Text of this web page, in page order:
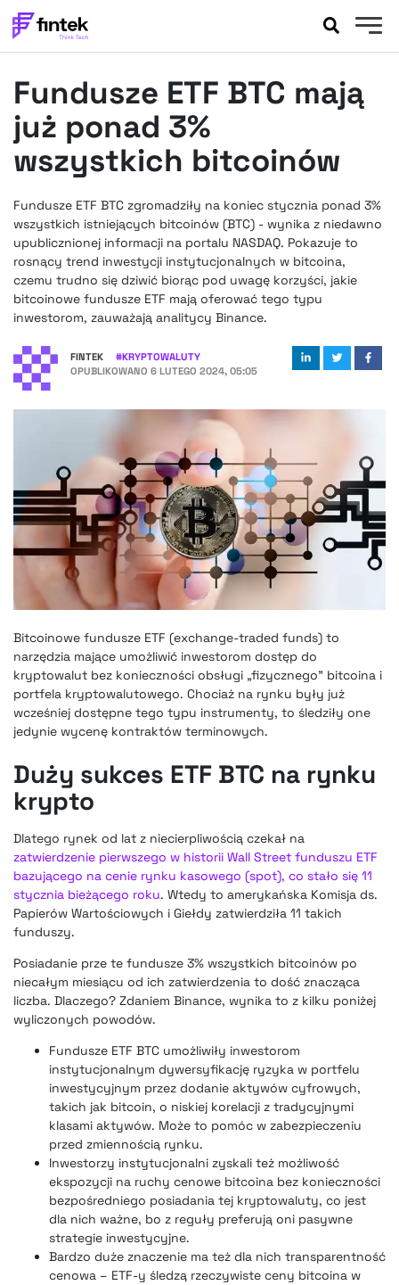
BANKOWOŚĆ
EVENTY
FELIETONY
WYWIADY
PODCASTY
FINTEKEXTRA
OKIEM EKSPERTA
Fundusze ETF BTC mają
już ponad 3%
wszystkich bitcoinów
Fundusze ETF BTC zgromadziły na koniec stycznia ponad 3%
wszystkich istniejących bitcoinów (BTC) - wynika z niedawno
upublicznionej informacji na portalu NASDAQ. Pokazuje to
rosnący trend inwestycji instytucjonalnych w bitcoina,
czemu trudno się dziwić biorąc pod uwagę korzyści, jakie
bitcoinowe fundusze ETF mają oferować tego typu
inwestorom, zauważają analitycy Binance.
FINTEK #KRYPTOWALUTY
OPUBLIKOWANO 6 LUTEGO 2024, 05:05
Bitcoinowe fundusze ETF (exchange-traded funds) to
narzędzia mające umożliwić inwestorom dostęp do
kryptowalut bez konieczności obsługi „fizycznego” bitcoina i
portfela kryptowalutowego. Chociaż na rynku były już
wcześniej dostępne tego typu instrumenty, to śledziły one
jedynie wycenę kontraktów terminowych.
Duży sukces ETF BTC na rynku
krypto
Dlatego rynek od lat z niecierpliwością czekał na
zatwierdzenie pierwszego w historii Wall Street funduszu ETF
bazującego na cenie rynku kasowego (spot), co stało się 11
stycznia bieżącego roku. Wtedy to amerykańska Komisja ds.
Papierów Wartościowych i Giełdy zatwierdziła 11 takich
funduszy.
Posiadanie prze te fundusze 3% wszystkich bitcoinów po
niecałym miesiącu od ich zatwierdzenia to dość znacząca
liczba. Dlaczego? Zdaniem Binance, wynika to z kilku poniżej
wyliczonych powodów.
Fundusze ETF BTC umożliwiły inwestorom
instytucjonalnym dywersyfikację ryzyka w portfelu
inwestycyjnym przez dodanie aktywów cyfrowych,
takich jak bitcoin, o niskiej korelacji z tradycyjnymi
klasami aktywów. Może to pomóc w zabezpieczeniu
przed zmiennością rynku.
Inwestorzy instytucjonalni zyskali też możliwość
ekspozycji na ruchy cenowe bitcoina bez konieczności
bezpośredniego posiadania tej kryptowaluty, co jest
dla nich ważne, bo z reguły preferują oni pasywne
strategie inwestycyjne.
Bardzo duże znaczenie ma też dla nich transparentność
cenowa – ETF-y śledzą rzeczywiste ceny bitcoina w